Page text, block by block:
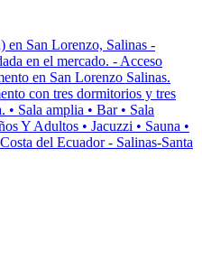
San Lorenzo, Salinas -
en el mercado. - Acceso
en San Lorenzo Salinas.
con tres dormitorios y tres
Sala amplia • Bar • Sala
Y Adultos • Jacuzzi • Sauna •
del Ecuador - Salinas-Santa